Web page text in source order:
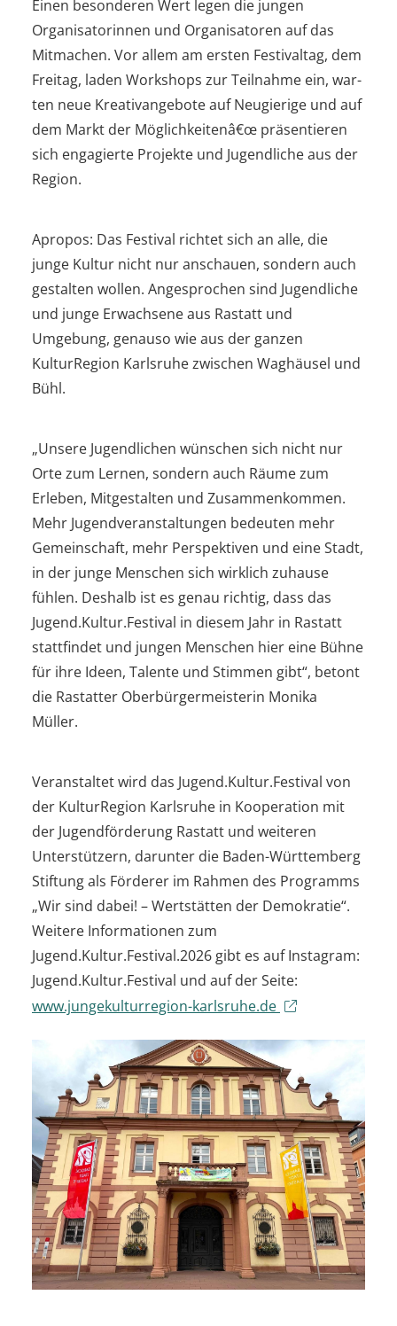
Einen besonderen Wert legen die jungen
Organisatorinnen und Organisatoren auf das
Mitmachen. Vor allem am ersten Festivaltag, dem
Freitag, laden Workshops zur Teilnahme ein, war-
ten neue Kreativangebote auf Neugierige und auf
dem Markt der Möglichkeitenâ€œ präsentieren
sich engagierte Projekte und Jugendliche aus der
Region.
Apropos: Das Festival richtet sich an alle, die
junge Kultur nicht nur anschauen, sondern auch
gestalten wollen. Angesprochen sind Jugendliche
und junge Erwachsene aus Rastatt und
Umgebung, genauso wie aus der ganzen
KulturRegion Karlsruhe zwischen Waghäusel und
Bühl.
„Unsere Jugendlichen wünschen sich nicht nur
Orte zum Lernen, sondern auch Räume zum
Erleben, Mitgestalten und Zusammenkommen.
Mehr Jugendveranstaltungen bedeuten mehr
Gemeinschaft, mehr Perspektiven und eine Stadt,
in der junge Menschen sich wirklich zuhause
fühlen. Deshalb ist es genau richtig, dass das
Jugend.Kultur.Festival in diesem Jahr in Rastatt
stattfindet und jungen Menschen hier eine Bühne
für ihre Ideen, Talente und Stimmen gibt“, betont
die Rastatter Oberbürgermeisterin Monika
Müller.
Veranstaltet wird das Jugend.Kultur.Festival von
der KulturRegion Karlsruhe in Kooperation mit
der Jugendförderung Rastatt und weiteren
Unterstützern, darunter die Baden-Württemberg
Stiftung als Förderer im Rahmen des Programms
„Wir sind dabei! – Wertstätten der Demokratie“.
Weitere Informationen zum
Jugend.Kultur.Festival.2026 gibt es auf Instagram:
Jugend.Kultur.Festival und auf der Seite:
www.jungekulturregion-karlsruhe.de